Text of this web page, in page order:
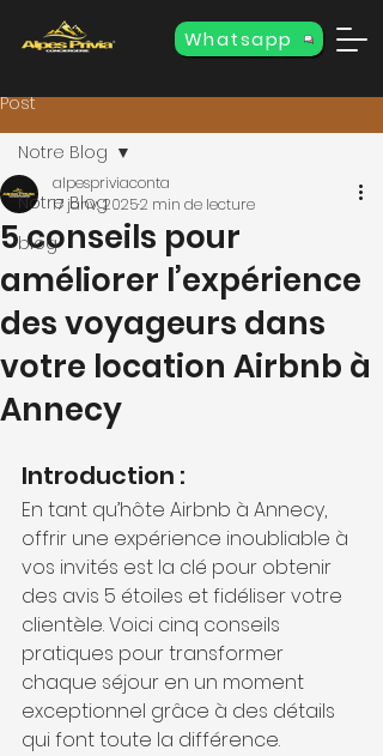
Whatsapp
Post
Notre Blog
blog
Notre Blog
5 conseils pour
améliorer l’expérience
des voyageurs dans
votre location Airbnb à
Annecy
alpespriviaconta
17 janv. 20252 min de lecture
Introduction :
En tant qu’hôte Airbnb à Annecy,
offrir une expérience inoubliable à
vos invités est la clé pour obtenir
des avis 5 étoiles et fidéliser votre
clientèle. Voici cinq conseils
pratiques pour transformer
chaque séjour en un moment
exceptionnel grâce à des détails
qui font toute la différence.